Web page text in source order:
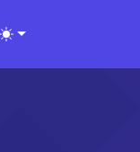
Toggle theme